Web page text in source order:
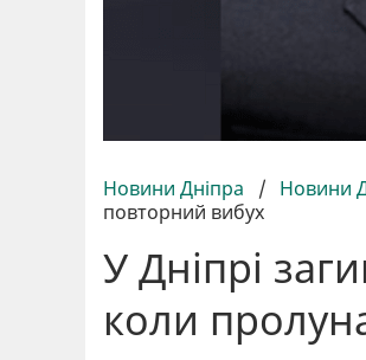
Новини Дніпра / Новини
повторний вибух
У Дніпрі
коли